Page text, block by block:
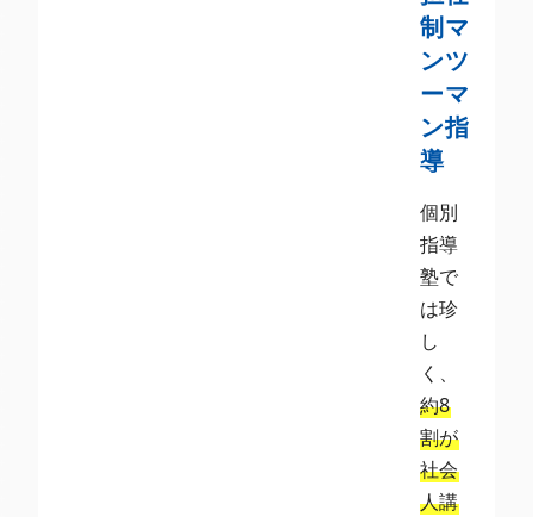
制マ
ンツ
ーマ
ン指
導
個別
指導
塾で
は珍
し
く、
約8
割が
社会
人講